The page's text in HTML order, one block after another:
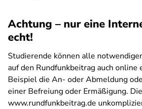
Achtung – nur eine
echt!
Studierende können alle
auf den Rundfunkbeitrag auch online
Beispiel die An- oder Abmeldung
einer Befreiung oder Ermäßigung.
www.rundfunkbeitrag.de